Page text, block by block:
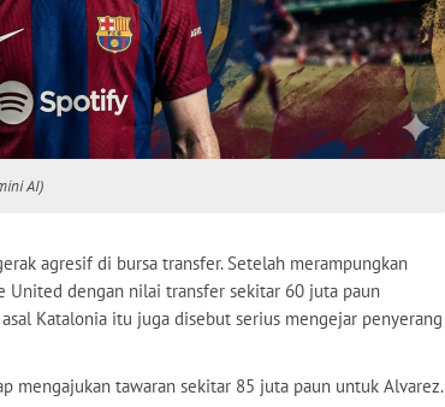
AI)
agresif di bursa transfer. Setelah merampungkan
United dengan nilai transfer sekitar 60 juta paun
Katalonia itu juga disebut serius mengejar penyerang
mengajukan tawaran sekitar 85 juta paun untuk Alvarez.